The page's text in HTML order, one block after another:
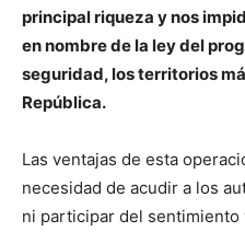
principal riqueza y nos
en nombre de la ley del
seguridad, los territorios
República.
Las ventajas de esta
necesidad de acudir a los
ni participar del